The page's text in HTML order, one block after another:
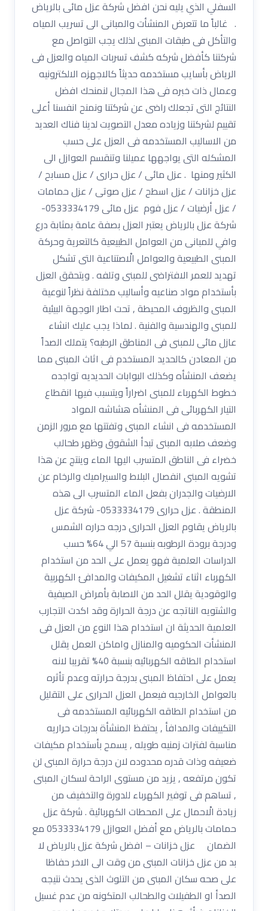
السفلي الذي يليه نحن افضل شركة عزل مائى بالرياض
. غالباً ما تتعرض المنشأت والمبانى الى تسريب المياه
والتأكل فى طبقات المبنى لذلك يجب التواصل مع
شركتنا كأفضل شركه كشف تسربات المياه والعزل فى
الرياض بأسايب مستخدمه حديثاً كالاجهزه الالكترونيه
وعمال ذات خبره فى هذا المجال لنمنحك افضل
النتائج التى تجعلك راضى عن شركتنا ونمنح انفسنا أعلى
تقييم لشركتنا وزياده معدل التصويت لدينا فناك العديد
من الاساليب المستخدمه فى العزل على حسب
المشكله التى يواجهها عميلنا وتنقسم العوازل الى
الكثير ومنها . عزل مائى / عزل حرارى / عزل مسابح /
عزل خزانات / عزل اسطح / عزل صوتى / عزل حمامات
/ عزل أرضيات / عزل فوم عزل مائى 0533334179-
شركة عزل بالرياض يعتبر العزل بصفة عامة بمثابة درع
وافي للمبانى من العوامل الطبيعية كالتعرية وحركة
المبنى الطبيعية والعوامل الْاصتناعية التى تشكل
تهديد للعمر الافتراضى للمبنى وتلفه . ويتحقق العزل
بأستخدام مواد صناعيه وأساليب مختلفة نظراً لنوعية
المبنى والظروف المحيطة , تحت اطار الوجهة البيئية
للمبنى والهندسية والفنية . لماذا يجب عليك انشاء
عازل مائى للمبنى فى المناطق الرطبه؟ يتملك الصداً
من المعادن كالحديد المستخدم فى اثاث المبنى مما
يضعف المنشأه وكذلك البوابات الحديديه تواجده
خطوط الكهرباء للمبنى اضراراً ويتسبب فيها انقطاع
التيار الكهربائى فى المنشأه هشاشه المواد
المستخدمه فى انشاء المبنى وتفتتها مع مرور الزمن
وضعف صلابه المبنى تبدأ الشقوق وظهر طحالب
خضراء فى الناطق المتسرب اليها الماء وينتج عن هذا
تشويه المبنى انفصال البلاط والسيراميك والرخام عن
الارضيات والجدران بفعل الماء المتسرب الى هذه
المنطقة . عزل حرارى 0533334179- شركة عزل
بالرياض يقاوم العزل الحرارى درجه حراره الشمس
ودرجة برودة الرطوبه بنسبة 57 الي 64% حسب
الدراسات العلمية فهو يعمل على الحد من استخدام
الكهرباء اثناء تشغيل المكيفات والمدافئ الكهربية
والوقودية يقلل الحد من الاصابة بأمراض الصيفية
والشتويه الناتجه عن درجة الحرارة وقد اكدت التجارب
العلمية الحديثة ان استخدام هذا النوع من العزل فى
المنشأت الحكوميه والمنازل واماكن العمل يقلل
استخدام الطاقه الكهربائيه بنسبة 40% تقريبا لانه
يعمل على احتفاظ المبنى بدرجة حرارته وعدم تأثره
بالعوامل الخارجيه فيعمل العزل الحرارى على التقليل
من استخدام الطاقه الكهربائيه المستخدمه فى
التكييفات والمدافأ , يحتفظ المنشأة بدرجات حراريه
مناسبة لفترات زمنيه طويله , يسمح بأستخدام مكيفات
ضعيفه وذات قدره محدوده لان درجة حرارة المبنى لن
تكون مرتفعه , يزيد من مستوى الراحة لسكان المبنى
, تساهم فى توفير الكهرباء للدورة والتخفيف من
زيادة الْاحمال على المحطات الكهربائية . شركة عزل
حمامات بالرياض مع أفضل العوازل 0533334179 مع
الضمان عزل خزانات – افضل شركة عزل بالرياض لا
بد من عزل خزانات المبنى من وقت الى الاخر حفاظا
على صحه سكان المبنى من التلوث الذى يحدث نتيجه
الصدأ او الطفيلات والطحالب المتكونه من عدم غسيل